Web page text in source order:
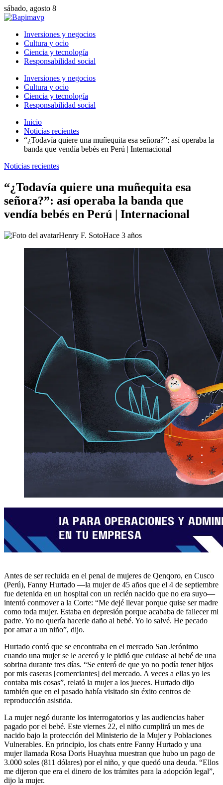
sábado, agosto 8
Inversiones y negocios
Cultura y ocio
Ciencia y tecnología
Responsabilidad social
Inversiones y negocios
Cultura y ocio
Ciencia y tecnología
Responsabilidad social
Inicio
Noticias recientes
“¿Todavía quiere una muñequita esa señora?”: así operaba la
banda que vendía bebés en Perú | Internacional
Noticias recientes
“¿Todavía quiere una muñequita esa
señora?”: así operaba la banda que
vendía bebés en Perú | Internacional
Henry F. SotoHace 3 años
Antes de ser recluida en el penal de mujeres de Qenqoro, en Cusco
(Perú), Fanny Hurtado —la mujer de 45 años que el 4 de septiembre
fue detenida en un hospital con un recién nacido que no era suyo—
intentó conmover a la Corte: “Me dejé llevar porque quise ser madre
como toda mujer. Estaba en depresión porque acababa de fallecer mi
padre. Yo no quería hacerle daño al bebé. Yo lo salvé. He pecado
por amar a un niño”, dijo.
Hurtado contó que se encontraba en el mercado San Jerónimo
cuando una mujer se le acercó y le pidió que cuidase al bebé de una
sobrina durante tres días. “Se enteró de que yo no podía tener hijos
por mis caseras [comerciantes] del mercado. A veces a ellas yo les
contaba mis cosas”, relató la mujer a los jueces. Hurtado dijo
también que en el pasado había visitado sin éxito centros de
reproducción asistida.
La mujer negó durante los interrogatorios y las audiencias haber
pagado por el bebé. Este viernes 22, el niño cumplirá un mes de
nacido bajo la protección del Ministerio de la Mujer y Poblaciones
Vulnerables. En principio, los chats entre Fanny Hurtado y una
mujer llamada Rosa Doris Huayhua muestran que hubo un pago de
3.000 soles (811 dólares) por el niño, y que quedó una deuda. “Ellos
me dijeron que era el dinero de los trámites para la adopción legal”,
dijo la mujer.